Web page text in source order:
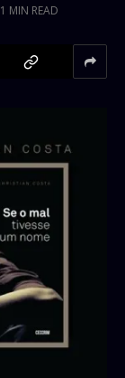
1 MIN READ